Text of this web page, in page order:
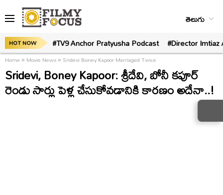
తెలుగు
HOT NOW #TV9 Anchor Pratyusha Podcast #Director
Home» Movie News» Sridevi Boney Kapoor Marriaged Twice
Sridevi, Boney Kapoor: శ్రీదేవి, బోనీ కపూర్
రెండు సార్లు పెళ్ల చేసుకోవడానికి కారణం అదేనా..!